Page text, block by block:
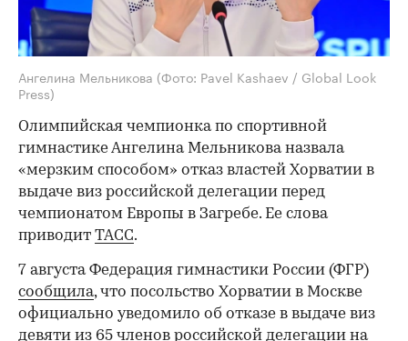
Ангелина Мельникова (Фото: Pavel Kashaev / Global Look
Press)
Олимпийская чемпионка по спортивной
гимнастике Ангелина Мельникова назвала
«мерзким способом» отказ властей Хорватии в
выдаче виз российской делегации перед
чемпионатом Европы в Загребе. Ее слова
приводит ТАСС.
7 августа Федерация гимнастики России (ФГР)
сообщила, что посольство Хорватии в Москве
официально уведомило об отказе в выдаче виз
девяти из 65 членов российской делегации на